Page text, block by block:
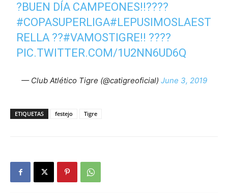
?BUEN DÍA CAMPEONES!!????
#COPASUPERLIGA#LEPUSIMOSLAEST
RELLA ??#VAMOSTIGRE!! ????
PIC.TWITTER.COM/1U2NN6UD6Q
— Club Atlético Tigre (@catigreoficial) June 3, 2019
ETIQUETAS festejo Tigre